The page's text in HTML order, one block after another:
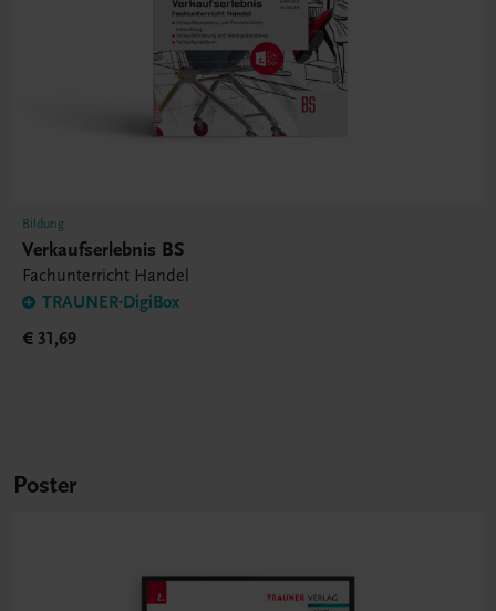
Bildung
Verkaufserlebnis BS
Fachunterricht Handel
TRAUNER-DigiBox
€ 31,69
Poster